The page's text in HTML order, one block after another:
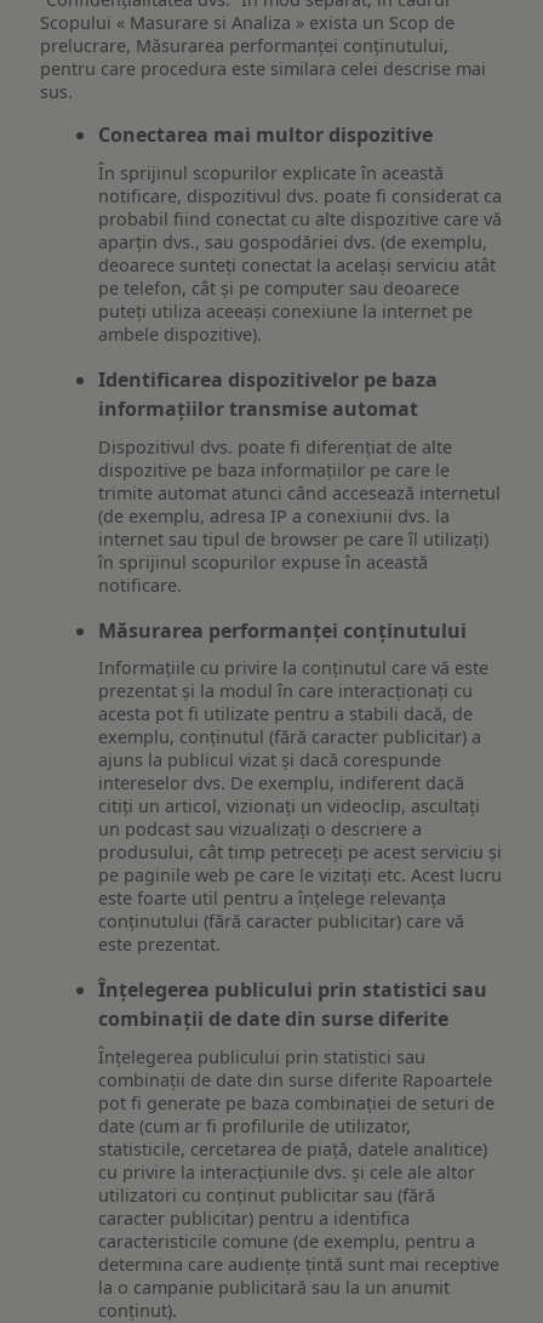
Scopului « Masurare si Analiza » exista un Scop de
prelucrare, Măsurarea performanței conținutului,
pentru care procedura este similara celei descrise mai
sus.
Conectarea mai multor dispozitive
În sprijinul scopurilor explicate în această
notificare, dispozitivul dvs. poate fi considerat ca
probabil fiind conectat cu alte dispozitive care vă
aparțin dvs., sau gospodăriei dvs. (de exemplu,
deoarece sunteți conectat la același serviciu atât
pe telefon, cât și pe computer sau deoarece
puteți utiliza aceeași conexiune la internet pe
ambele dispozitive).
Identificarea dispozitivelor pe baza
informațiilor transmise automat
Dispozitivul dvs. poate fi diferențiat de alte
dispozitive pe baza informațiilor pe care le
trimite automat atunci când accesează internetul
(de exemplu, adresa IP a conexiunii dvs. la
internet sau tipul de browser pe care îl utilizați)
în sprijinul scopurilor expuse în această
notificare.
Măsurarea performanței conținutului
Informațiile cu privire la conținutul care vă este
prezentat și la modul în care interacționați cu
acesta pot fi utilizate pentru a stabili dacă, de
exemplu, conținutul (fără caracter publicitar) a
ajuns la publicul vizat și dacă corespunde
intereselor dvs. De exemplu, indiferent dacă
citiți un articol, vizionați un videoclip, ascultați
un podcast sau vizualizați o descriere a
produsului, cât timp petreceți pe acest serviciu și
pe paginile web pe care le vizitați etc. Acest lucru
este foarte util pentru a înțelege relevanța
conținutului (fără caracter publicitar) care vă
este prezentat.
Înțelegerea publicului prin statistici sau
combinații de date din surse diferite
Înțelegerea publicului prin statistici sau
combinații de date din surse diferite Rapoartele
pot fi generate pe baza combinației de seturi de
date (cum ar fi profilurile de utilizator,
statisticile, cercetarea de piață, datele analitice)
cu privire la interacțiunile dvs. și cele ale altor
utilizatori cu conținut publicitar sau (fără
caracter publicitar) pentru a identifica
caracteristicile comune (de exemplu, pentru a
determina care audiențe țintă sunt mai receptive
la o campanie publicitară sau la un anumit
conținut).